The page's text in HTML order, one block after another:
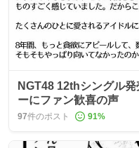
NGT48 12thシングル
ーにファン歓喜の声
97件のポスト 91%